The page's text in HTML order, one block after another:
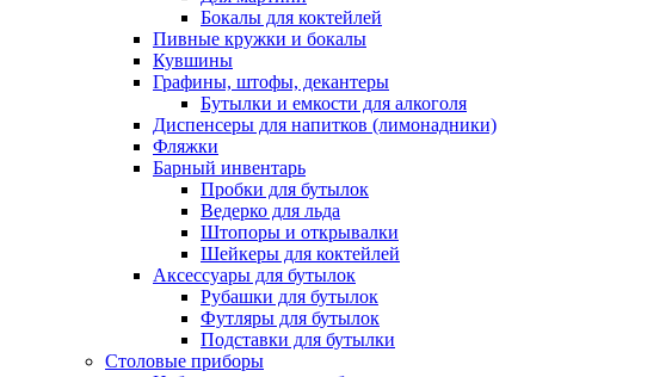
Бокалы для коктейлей
Пивные кружки и бокалы
Кувшины
Графины, штофы, декантеры
Бутылки и емкости для алкоголя
Диспенсеры для напитков (лимонадники)
Фляжки
Барный инвентарь
Пробки для бутылок
Ведерко для льда
Штопоры и открывалки
Шейкеры для коктейлей
Аксессуары для бутылок
Рубашки для бутылок
Футляры для бутылок
Подставки для бутылки
Столовые приборы